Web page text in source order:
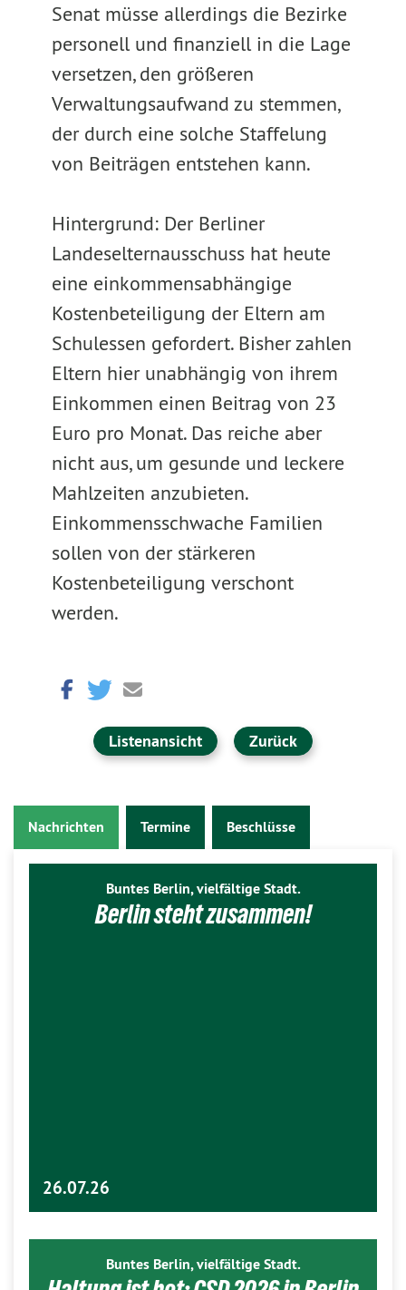
Senat müsse allerdings die Bezirke
personell und finanziell in die Lage
versetzen, den größeren
Verwaltungsaufwand zu stemmen,
der durch eine solche Staffelung
von Beiträgen entstehen kann.
Hintergrund: Der Berliner
Landeselternausschuss hat heute
eine einkommensabhängige
Kostenbeteiligung der Eltern am
Schulessen gefordert. Bisher zahlen
Eltern hier unabhängig von ihrem
Einkommen einen Beitrag von 23
Euro pro Monat. Das reiche aber
nicht aus, um gesunde und leckere
Mahlzeiten anzubieten.
Einkommensschwache Familien
sollen von der stärkeren
Kostenbeteiligung verschont
werden.
Listenansicht Zurück
Nachrichten Termine Beschlüsse
Buntes Berlin, vielfältige Stadt.
Berlin steht zusammen!
26.07.26
Buntes Berlin, vielfältige Stadt.